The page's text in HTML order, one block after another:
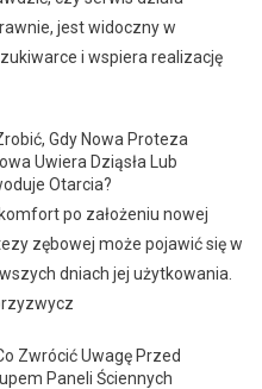
jest widoczny w
i wspiera realizację
Gdy Nowa Proteza
Uwiera Dziąsła Lub
Otarcia?
po założeniu nowej
zębowej może pojawić się w
dniach jej użytkowania.
Zwrócić Uwagę Przed
Paneli Ściennych